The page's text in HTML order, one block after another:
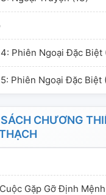
Phiên Ngoại Đặc Biệt
Phiên Ngoại Đặc Biệt
CHƯƠNG
Gặp Gỡ Định Mệnh